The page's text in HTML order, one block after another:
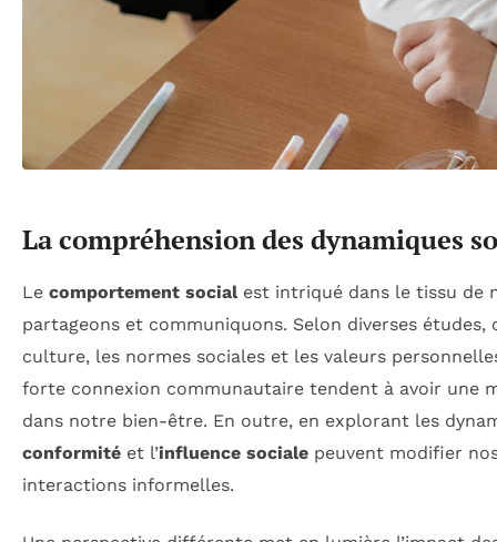
La compréhension des dynamiques
Le comportement socialest intriqué dans le tissu de
partageons et communiquons. Selon diverses
culture, les normes sociales et les valeurs
forte connexion communautaire tendent à avoir une
dans notre bien-être. En outre, en explorant les
conformité et l’influence sociale peuvent modifier
interactions informelles.